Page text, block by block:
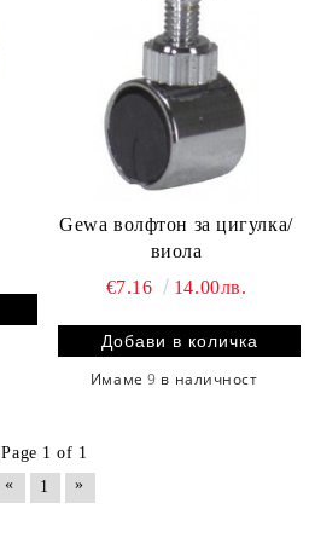
Gewa волфтон за цигулка/
виола
€7.16
14.00лв.
Имаме9 в наличност
Page 1 of 1
«
1 »